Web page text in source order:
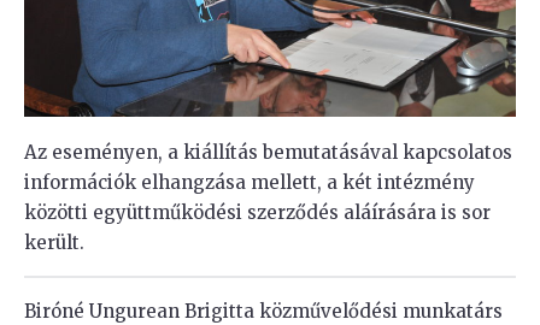
Az eseményen, a kiállítás bemutatásával kapcsolatos
információk elhangzása mellett, a két intézmény
közötti együttműködési szerződés aláírására is sor
került.
Biróné Ungurean Brigitta közművelődési munkatárs